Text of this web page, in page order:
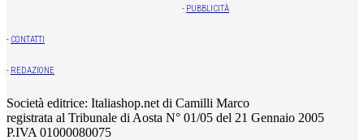
- PUBBLICITÀ
- CONTATTI
- REDAZIONE
Società editrice: Italiashop.net di Camilli Marco
registrata al Tribunale di Aosta N° 01/05 del 21 Gennaio 2005
P.IVA 01000080075